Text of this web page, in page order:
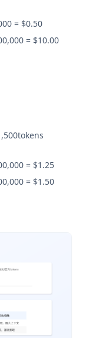
= $0.50
= $10.00
= $1.25
= $1.50